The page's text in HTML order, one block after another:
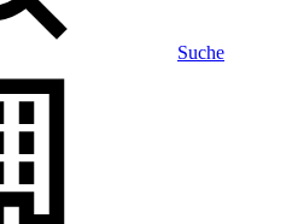
Suche